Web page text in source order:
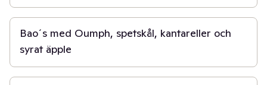
1 t
Bao´s med Oumph, spetskål, kantareller och
syrat äpple
30 min